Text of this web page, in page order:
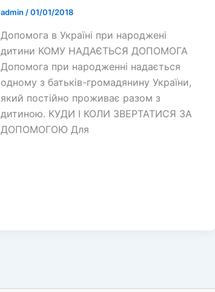
admin /01/01/2018
Допомога в Україні при народжені
дитини КОМУ НАДАЄТЬСЯ ДОПОМОГА
Допомога при народженні надається
одному з батьків-громадянину України,
який постійно проживає разом з
дитиною. КУДИ І КОЛИ ЗВЕРТАТИСЯ ЗА
ДОПОМОГОЮ Для